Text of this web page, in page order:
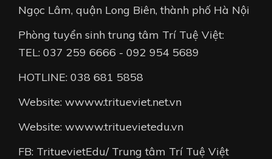
Ngọc Lâm, quận Long Biên, thành phố Hà Nội
Phòng tuyển sinh trung tâm Trí Tuệ Việt:
TEL: 037 259 6666 - 092 954 5689
HOTLINE: 038 681 5858
Website: wwww.tritueviet.net.vn
Website: wwww.trituevietedu.vn
FB: TrituevietEdu/ Trung tâm Trí Tuệ Việt